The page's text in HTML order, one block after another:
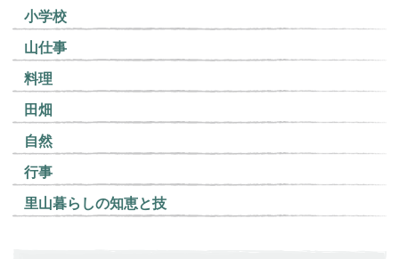
小学校
山仕事
料理
田畑
自然
行事
里山暮らしの知恵と技